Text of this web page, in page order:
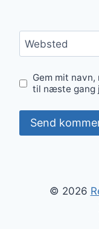
Websted
Gem mit
til næste gang
© 2026